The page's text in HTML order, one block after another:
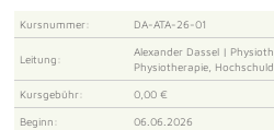
Kursnummer: DA-ATA-26-01
Leitung:
Alexander Dassel |
Physiotherapie,
Kursgebühr: 0,00 €
Beginn: 06.06.2026